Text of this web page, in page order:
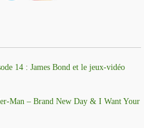
14 : James Bond et le jeux-vidéo
Man – Brand New Day & I Want Your